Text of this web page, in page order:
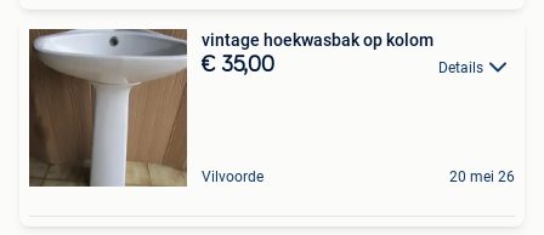
vintage hoekwasbak op kolom
€ 35,00 Details
Vilvoorde 20 mei 26